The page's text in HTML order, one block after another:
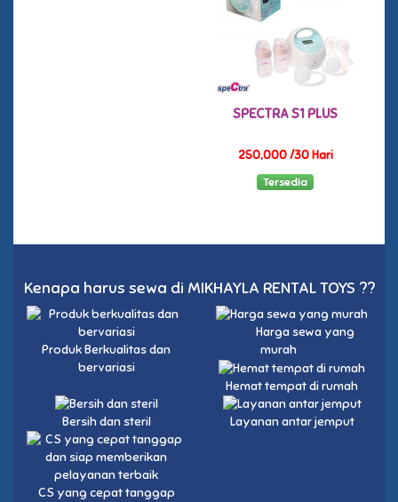
SPECTRA S1 PLUS
250,000 /30 Hari
Tersedia
Kenapa harus sewa di MIKHAYLA RENTAL TOYS ??
Produk Berkualitas dan
bervariasi
Harga sewa yang
murah
Hemat tempat di rumah
Bersih dan steril Layanan antar jemput
CS yang cepat tanggap